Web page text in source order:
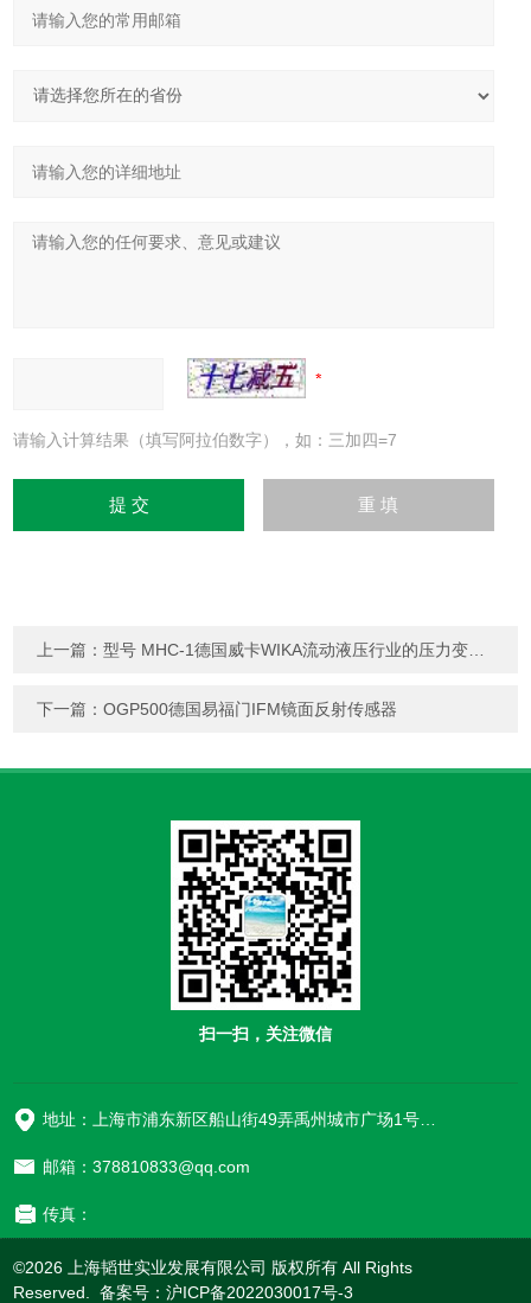
请输入计算结果（填写阿拉伯数字），如：三加四=7
上一篇：型号 MHC-1德国威卡WIKA流动液压行业的压力变送器
下一篇：OGP500德国易福门IFM镜面反射传感器
扫一扫，关注微信
地址：上海市浦东新区船山街49弄禹州城市广场1号楼906
邮箱：378810833@qq.com
传真：
©2026 上海韬世实业发展有限公司 版权所有 All Rights
Reserved. 备案号：沪ICP备2022030017号-3